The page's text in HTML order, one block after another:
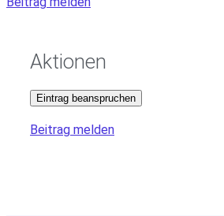
Aktionen
Eintrag beanspruchen
Beitrag melden